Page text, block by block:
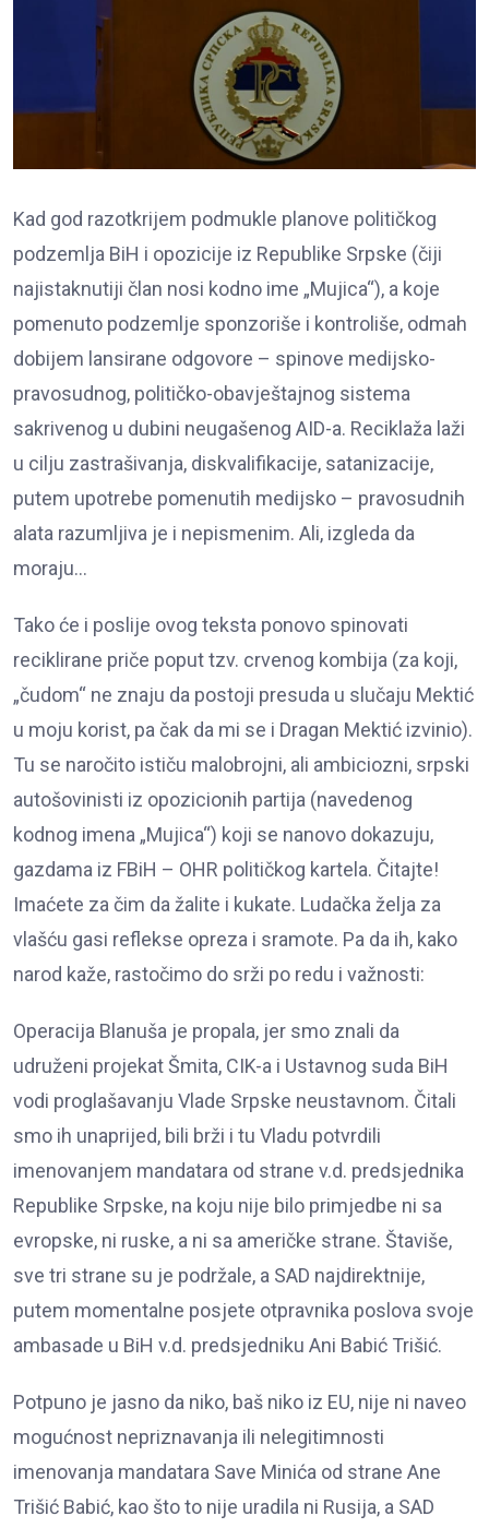
Kad god razotkrijem podmukle planove političkog
podzemlja BiH i opozicije iz Republike Srpske (čiji
najistaknutiji član nosi kodno ime „Mujica“), a koje
pomenuto podzemlje sponzoriše i kontroliše, odmah
dobijem lansirane odgovore – spinove medijsko-
pravosudnog, političko-obavještajnog sistema
sakrivenog u dubini neugašenog AID-a. Reciklaža laži
u cilju zastrašivanja, diskvalifikacije, satanizacije,
putem upotrebe pomenutih medijsko – pravosudnih
alata razumljiva je i nepismenim. Ali, izgleda da
moraju…
Tako će i poslije ovog teksta ponovo spinovati
reciklirane priče poput tzv. crvenog kombija (za koji,
„čudom“ ne znaju da postoji presuda u slučaju Mektić
u moju korist, pa čak da mi se i Dragan Mektić izvinio).
Tu se naročito ističu malobrojni, ali ambiciozni, srpski
autošovinisti iz opozicionih partija (navedenog
kodnog imena „Mujica“) koji se nanovo dokazuju,
gazdama iz FBiH – OHR političkog kartela. Čitajte!
Imaćete za čim da žalite i kukate. Ludačka želja za
vlašću gasi reflekse opreza i sramote. Pa da ih, kako
narod kaže, rastočimo do srži po redu i važnosti:
Operacija Blanuša je propala, jer smo znali da
udruženi projekat Šmita, CIK-a i Ustavnog suda BiH
vodi proglašavanju Vlade Srpske neustavnom. Čitali
smo ih unaprijed, bili brži i tu Vladu potvrdili
imenovanjem mandatara od strane v.d. predsjednika
Republike Srpske, na koju nije bilo primjedbe ni sa
evropske, ni ruske, a ni sa američke strane. Štaviše,
sve tri strane su je podržale, a SAD najdirektnije,
putem momentalne posjete otpravnika poslova svoje
ambasade u BiH v.d. predsjedniku Ani Babić Trišić.
Potpuno je jasno da niko, baš niko iz EU, nije ni naveo
mogućnost nepriznavanja ili nelegitimnosti
imenovanja mandatara Save Minića od strane Ane
Trišić Babić, kao što to nije uradila ni Rusija, a SAD